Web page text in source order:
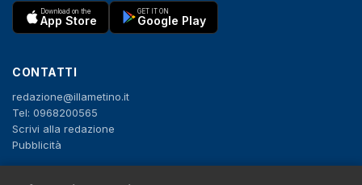
Download on the
App Store
GET IT ON
Google Play
CONTATTI
redazione@illametino.it
Tel: 0968200565
Scrivi alla redazione
Pubblicità